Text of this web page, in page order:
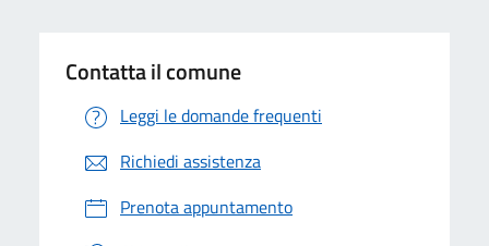
Contatta il comune
Leggi le domande frequenti
Richiedi assistenza
Prenota appuntamento